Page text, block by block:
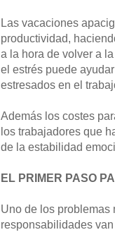
Las vacaciones
productividad,
a la hora de volver a
el estrés puede
estresados en el
Además los costes
los trabajadores que
de la estabilidad
EL PRIMER PASO
Uno de los problemas
responsabilidades